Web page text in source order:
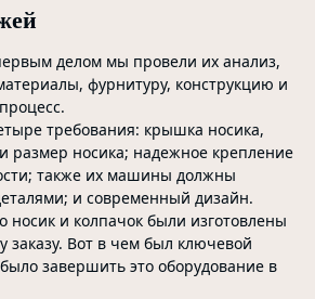
делом мы провели их анализ,
фурнитуру, конструкцию и
требования: крышка носика,
размер носика; надежное крепление
также их машины должны
и современный дизайн.
и колпачок были изготовлены
заказу. Вот в чем был ключевой
завершить это оборудование в